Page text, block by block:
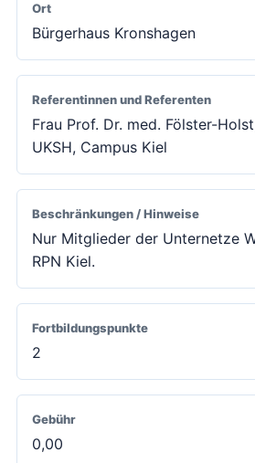
Ort
Bürgerhaus Kronshagen
Referentinnen und Referenten
Frau Prof. Dr. med. Fölster-
UKSH, Campus Kiel
Beschränkungen / Hinweise
Nur Mitglieder der Unternetze
RPN Kiel.
Fortbildungspunkte
2
Gebühr
0,00